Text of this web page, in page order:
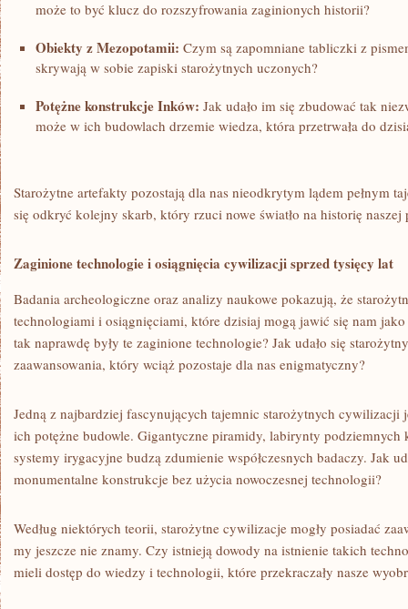
może to być klucz do⁤ rozszyfrowania⁤ zaginionych historii?
Obiekty z Mezopotamii: Czym są zapomniane tabliczki ‌z
skrywają w sobie zapiski ⁤starożytnych uczonych?
Potężne konstrukcje Inków: Jak udało im się ‍zbudować tak
⁤może w ich budowlach drzemie wiedza, która przetrwała do
Starożytne artefakty pozostają ⁤dla nas‌ nieodkrytym lądem ​pełnym
się odkryć‍ kolejny ⁣skarb, który rzuci‌ nowe światło na historię naszej
Zaginione technologie⁤ i osiągnięcia cywilizacji‍ sprzed tysięcy lat
Badania archeologiczne ‌oraz analizy naukowe pokazują, ⁢że
technologiami i osiągnięciami, ⁤które dzisiaj mogą jawić się nam
tak naprawdę ‍były te zaginione technologie? Jak udało się⁣
zaawansowania, który wciąż⁤ pozostaje dla nas enigmatyczny?
Jedną ⁤z najbardziej fascynujących tajemnic‍ starożytnych cywilizacji
ich potężne budowle. Gigantyczne ⁢piramidy, labirynty
systemy⁣ irygacyjne budzą zdumienie współczesnych⁣ badaczy. ⁤Jak
monumentalne konstrukcje bez użycia nowoczesnej technologii?
Według niektórych teorii, starożytne ‍cywilizacje mogły‍ posiadać⁤
my ​jeszcze nie ​znamy.​ Czy istnieją dowody ‌na istnienie takich⁢
mieli dostęp ⁤do wiedzy i technologii, które⁤ przekraczały nasze